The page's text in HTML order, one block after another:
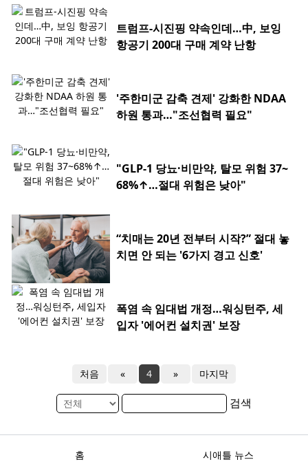
트럼프-시진핑 약속인데…中, 보잉
항공기 200대 구매 계약 난항
'주한미군 감축 견제' 강화한 NDAA
하원 통과…"조선협력 필요"
"GLP-1 당뇨·비만약, 탈모 위험 37~
68%↑…절대 위험은 낮아"
“치매는 20년 전부터 시작?” 절대 놓
치면 안 되는 '6가지 경고 신호'
폭염 속 임대법 개정…워싱턴주, 세
입자 '에어컨 설치권' 보장
처음 « 4 » 마지막
검색
홈 시애틀 뉴스